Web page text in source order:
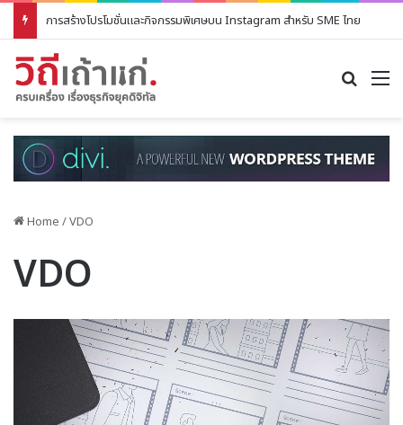
การสร้างโปรโมชั่นและกิจกรรมพิเศษบน Instagram สำหรับ SME ไทย
Home /VDO
VDO